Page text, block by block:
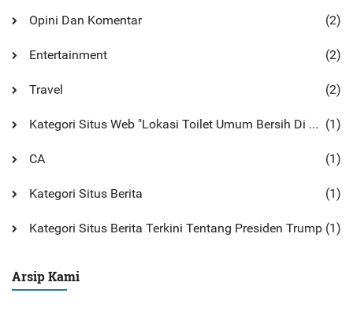
Opini Dan Komentar (2)
Entertainment (2)
Travel (2)
Kategori Situs Web "Lokasi Toilet Umum Bersih Di Monterey (1)
CA (1)
Kategori Situs Berita (1)
Kategori Situs Berita Terkini Tentang Presiden Trump (1)
Arsip Kami